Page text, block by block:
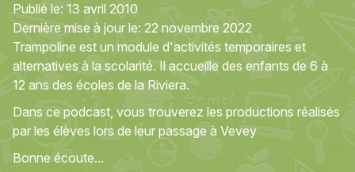
Publié le:13 avril 2010
Dernière mise à jour le: 22 novembre 2022
Trampoline est un module d'activités temporaires et
alternatives à la scolarité. Il accueille des enfants de 6 à
12 ans des écoles de la Riviera.
Dans ce podcast, vous trouverez les productions réalisés
par les élèves lors de leur passage à Vevey
Bonne écoute...